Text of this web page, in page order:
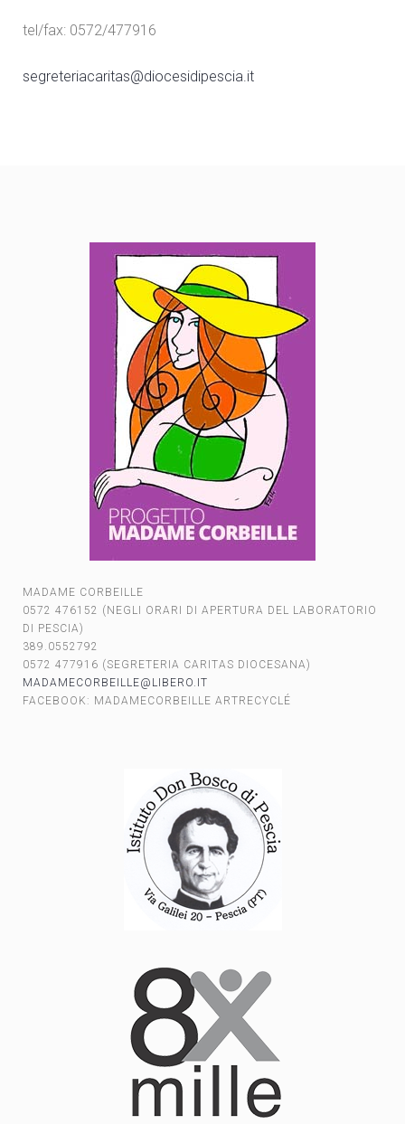
tel/fax: 0572/477916
segreteriacaritas@diocesidipescia.it
MADAME CORBEILLE
0572 476152 (NEGLI ORARI DI APERTURA DEL LABORATORIO
DI PESCIA)
389.0552792
0572 477916 (SEGRETERIA CARITAS DIOCESANA)
MADAMECORBEILLE@LIBERO.IT
FACEBOOK: MADAMECORBEILLE ARTRECYCLÉ